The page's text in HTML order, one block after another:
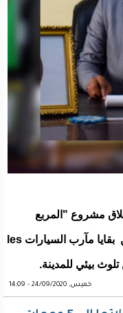
مشروع "المربع
النظيف" لتنظيف وتطهير مدينة لكصر من بقايا مآرب السيارات les
خميس, 24/09/2020 - 14:09